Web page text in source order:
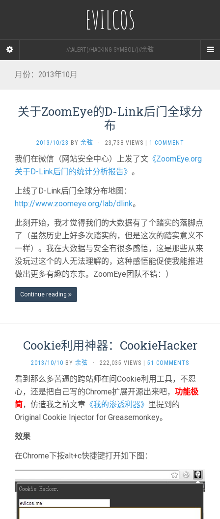
EVILCOS
//:ALERT(/HACKING SYMBOL/)//余弦
月份：2013年10月
关于ZoomEye的D-Link后门全球分
布
2013/10/23 BY 余弦 · 23,738 VIEWS 1 COMMENT
我们在微信（网站安全中心）上发了文 《ZoomEye.org
关于D-Link后门的统计分析报告》 。
上线了D-Link后门全球分布地图：
http://www.zoomeye.org/lab/dlink。
此刻开始，我才觉得我们的大数据有了个踏实的落脚点
了（虽然历史上好多次踏实的，但是这次的踏实意义不
一样）。我在大数据与安全有很多感悟，这是那些从来
没玩过这个的人无法理解的，这种感悟能促使我能推进
做出更多有趣的东东。ZoomEye团队不错：）
Continue reading
Cookie利用神器：CookieHacker
2013/10/10 BY 余弦 · 222,035 VIEWS 51 COMMENTS
看到那么多苦逼的跨站师在问Cookie利用工具，不忍
心，还是把自己写的Chrome扩展开源出来吧， 功能极
简，仿造我之前文章 《我的渗透利器》 里提到的
Original Cookie Injector for Greasemonkey。
效果
在Chrome下按alt+c快捷键打开如下图：